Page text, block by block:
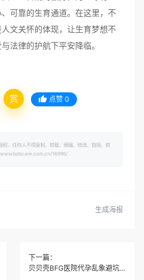
可靠的生育通道。在这里，不
文关怀的体现，让生育梦想不
法律的护航下平安降临。
赏 点赞 0
权，任何人不得复制、转载、摘编、修改、链接、转
www.bobcare.com.cn/16996/
生成海报
下一篇：
贝贝壳BFG医院代孕乱象避坑指南：认准专业代孕正规机构